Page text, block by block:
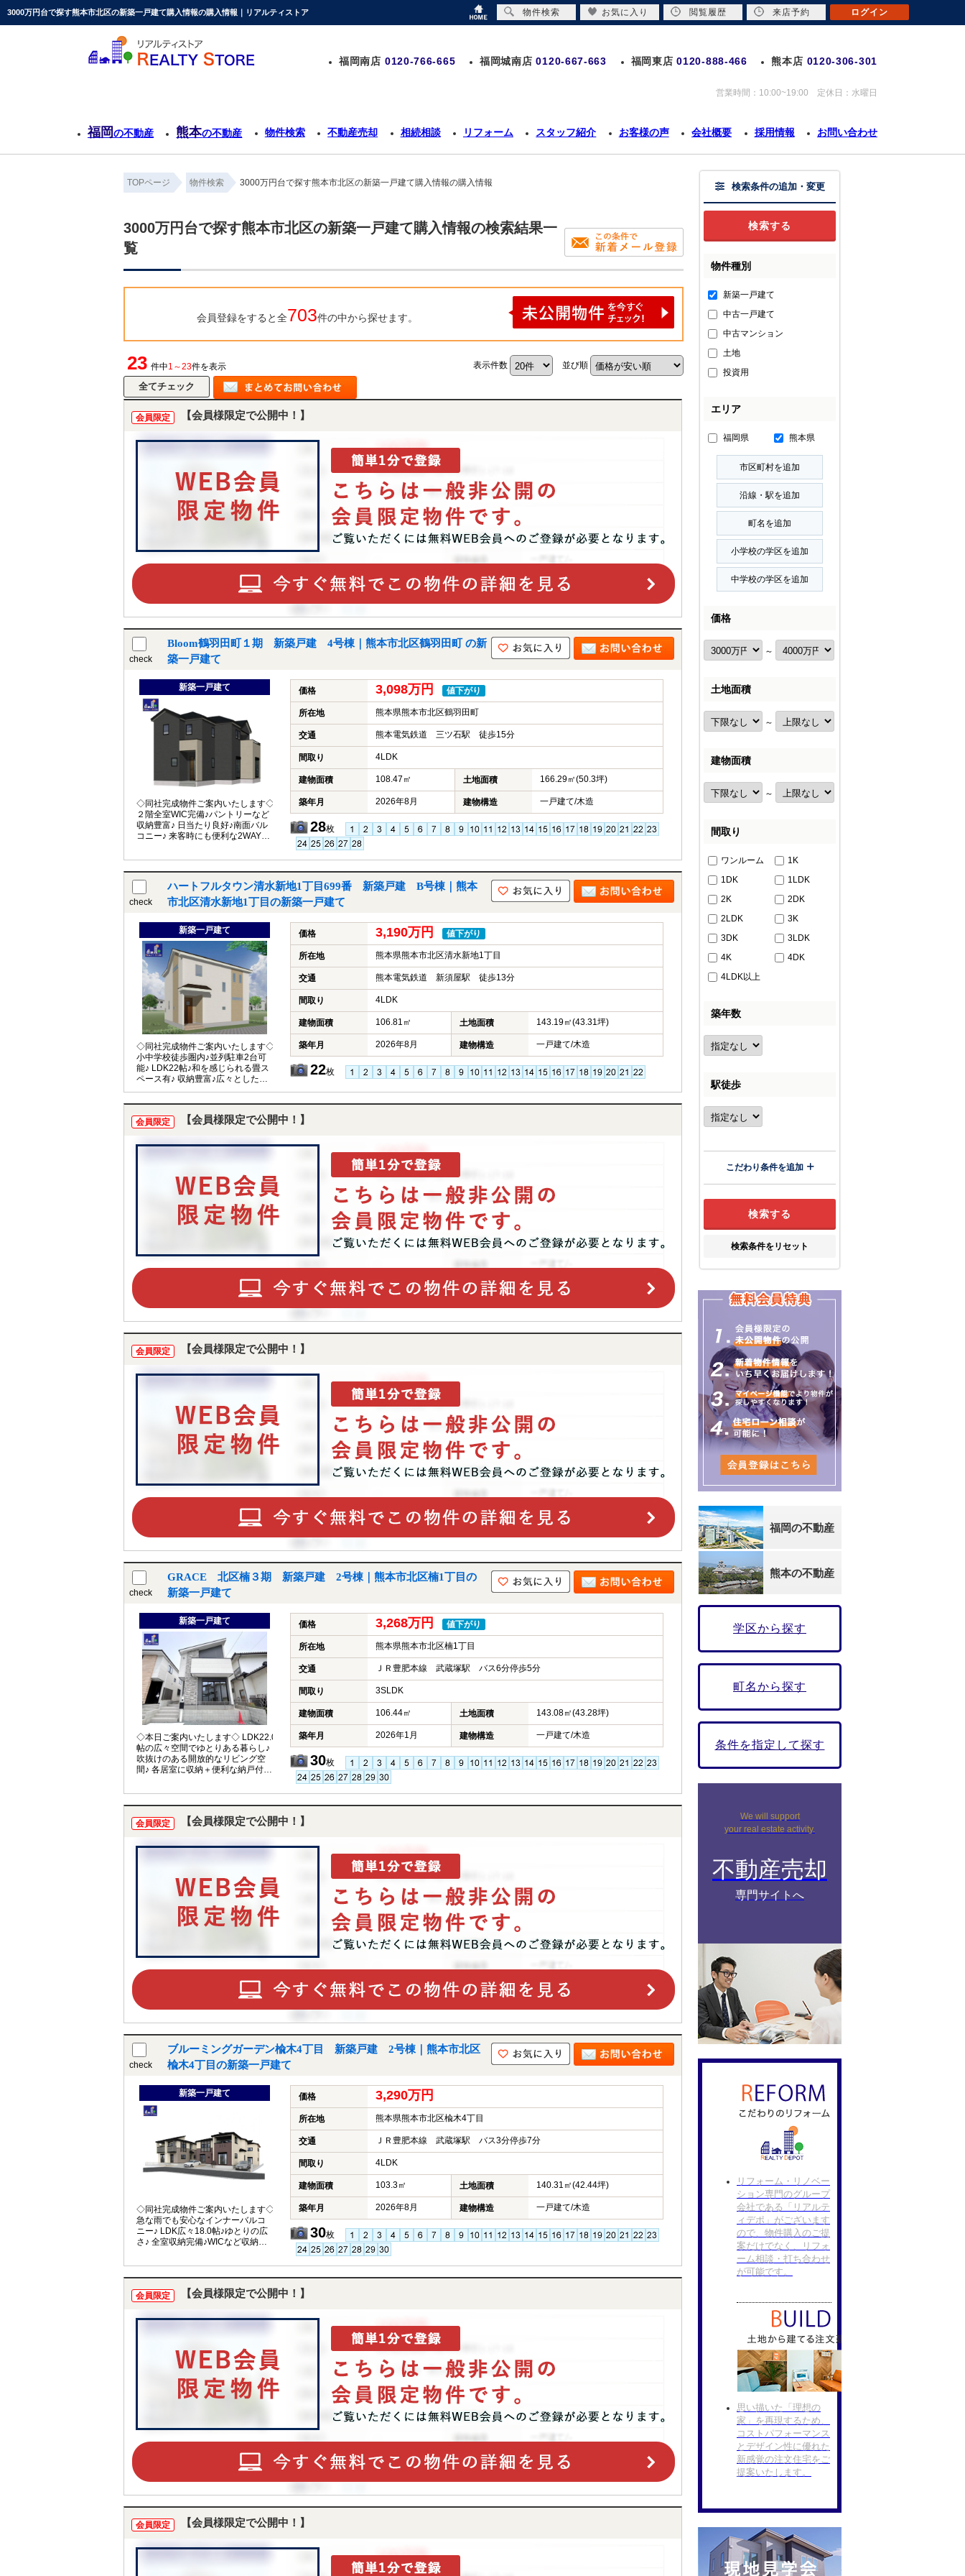
3000万円台で探す熊本市北区の新築一戸建て購入情報の購入情報｜リアルティストア
福岡南店 0120-766-665 福岡城南店 0120-667-663 福岡東店 0120-888-466 熊本店 0120-306-301
営業時間：10:00~19:00 定休日：水曜日
福岡の不動産 熊本の不動産 物件検索 不動産売却 相続相談 リフォーム スタッフ紹介 お客様の声 会社概要 採用情報 お問い合わせ
TOPページ 物件検索 3000万円台で探す熊本市北区の新築一戸建て購入情報の購入情報
3000万円台で探す熊本市北区の新築一戸建て購入情報の検索結果一
覧
会員登録をすると全703件の中から探せます。
23 件中1～23件を表示 表示件数 並び順
会員限定 【会員様限定で公開中！】
check
Bloom鶴羽田町１期 新築戸建 4号棟｜熊本市北区鶴羽田町 の新
築一戸建て
新築一戸建て
◇同社完成物件ご案内いたします◇
２階全室WIC完備♪パントリーなど
収納豊富♪ 日当たり良好♪南面バル
コニー♪ 来客時にも便利な2WAY動
価格 3,098万円 値下がり
所在地 熊本県熊本市北区鶴羽田町
交通 熊本電気鉄道 三ツ石駅 徒歩15分
間取り 4LDK
建物面積 108.47㎡ 土地面積 166.29㎡(50.3坪)
築年月 2026年8月 建物構造 一戸建て/木造
28枚
check
ハートフルタウン清水新地1丁目699番 新築戸建 B号棟｜熊本
市北区清水新地1丁目の新築一戸建て
新築一戸建て
◇同社完成物件ご案内いたします◇
小中学校徒歩圏内♪並列駐車2台可
能♪ LDK22帖♪和を感じられる畳ス
ペース有♪ 収納豊富♪広々とした
4LDKのお家♪
価格 3,190万円 値下がり
所在地 熊本県熊本市北区清水新地1丁目
交通 熊本電気鉄道 新須屋駅 徒歩13分
間取り 4LDK
建物面積 106.81㎡ 土地面積 143.19㎡(43.31坪)
築年月 2026年8月 建物構造 一戸建て/木造
22枚
会員限定 【会員様限定で公開中！】
会員限定 【会員様限定で公開中！】
check
GRACE 北区楠３期 新築戸建 2号棟｜熊本市北区楠1丁目の
新築一戸建て
新築一戸建て
◇本日ご案内いたします◇ LDK22.0
帖の広々空間でゆとりある暮らし♪
吹抜けのある開放的なリビング空
間♪ 各居室に収納＋便利な納戸付き
価格 3,268万円 値下がり
所在地 熊本県熊本市北区楠1丁目
交通 ＪＲ豊肥本線 武蔵塚駅 バス6分停歩5分
間取り 3SLDK
建物面積 106.44㎡ 土地面積 143.08㎡(43.28坪)
築年月 2026年1月 建物構造 一戸建て/木造
30枚
会員限定 【会員様限定で公開中！】
check
ブルーミングガーデン楡木4丁目 新築戸建 2号棟｜熊本市北区
楡木4丁目の新築一戸建て
新築一戸建て
◇同社完成物件ご案内いたします◇
急な雨でも安心なインナーバルコ
ニー♪ LDK広々18.0帖♪ゆとりの広
さ♪ 全室収納完備♪WICなど収納豊
価格 3,290万円
所在地 熊本県熊本市北区楡木4丁目
交通 ＪＲ豊肥本線 武蔵塚駅 バス3分停歩7分
間取り 4LDK
建物面積 103.3㎡ 土地面積 140.31㎡(42.44坪)
築年月 2026年8月 建物構造 一戸建て/木造
30枚
会員限定 【会員様限定で公開中！】
会員限定 【会員様限定で公開中！】
検索条件の追加・変更
物件種別
新築一戸建て
中古一戸建て
中古マンション
土地
投資用
エリア
福岡県 熊本県
価格
～
土地面積
～
建物面積
～
間取り
ワンルーム
1K
1DK
1LDK
2K
2DK
2LDK
3K
3DK
3LDK
4K
4DK
4LDK以上
築年数
駅徒歩
こだわり条件を追加
検索条件をリセット
福岡の不動産
熊本の不動産
学区から探す
町名から探す
条件を指定して探す
We will support
your real estate activity.
不動産売却
専門サイトへ
リフォーム・リノベー
ション専門のグループ
会社である「リアルテ
ィデポ」がございます
ので、物件購入のご提
案だけでなく、リフォ
ーム相談・打ち合わせ
が可能です。
思い描いた「理想の
家」を再現するため、
コストパフォーマンス
とデザイン性に優れた
新感覚の注文住宅をご
提案いたします。
物件検索 お気に入り 閲覧履歴 来店予約 ログイン